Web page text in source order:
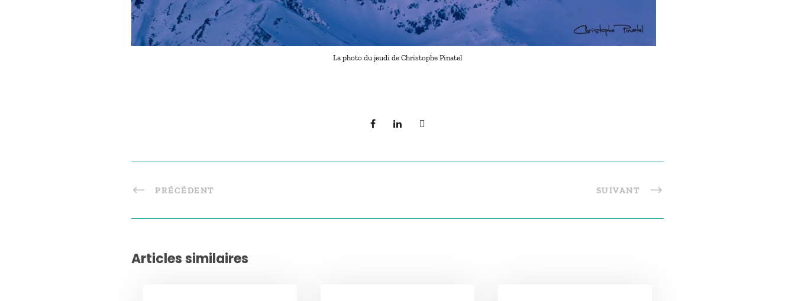
La photo du jeudi de Christophe Pinatel
PRÉCÉDENT SUIVANT
Articles similaires